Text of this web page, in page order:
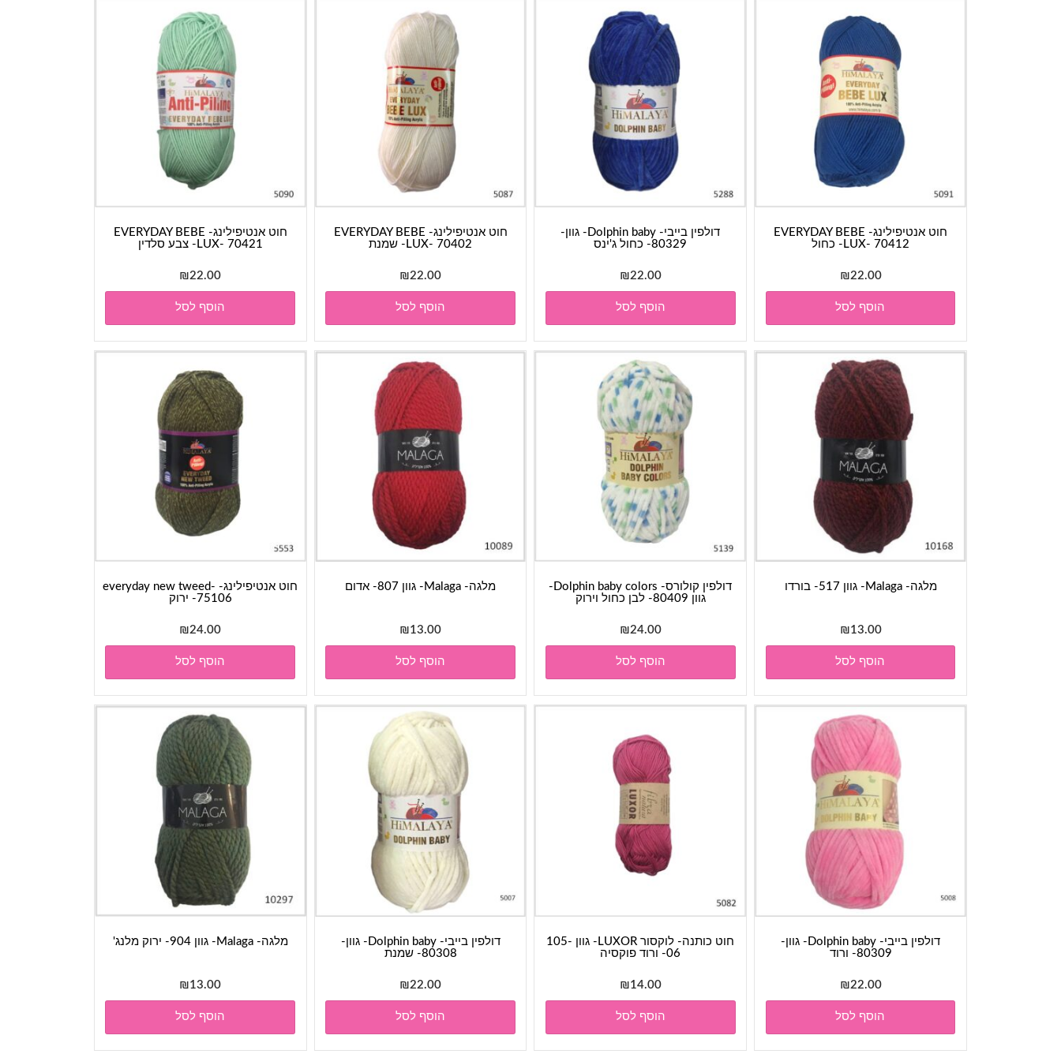
חוט אנטיפילינג- EVERYDAY BEBE
LUX- 70421- צבע סלדין
₪22.00
הוסף לסל
חוט אנטיפילינג- EVERYDAY BEBE
LUX- 70402- שמנת
₪22.00
הוסף לסל
דולפין בייבי- Dolphin baby- גוון-
80329- כחול ג'ינס
₪22.00
הוסף לסל
חוט אנטיפילינג- EVERYDAY BEBE
LUX- 70412- כחול
₪22.00
הוסף לסל
חוט אנטיפילינג- everyday new tweed-
75106- ירוק
₪24.00
הוסף לסל
מלגה- Malaga- גוון 807- אדום
₪13.00
הוסף לסל
דולפין קולורס- Dolphin baby colors-
גוון 80409- לבן כחול וירוק
₪24.00
הוסף לסל
מלגה- Malaga- גוון 517- בורדו
₪13.00
הוסף לסל
מלגה- Malaga- גוון 904- ירוק מלנג'
₪13.00
הוסף לסל
דולפין בייבי- Dolphin baby- גוון-
80308- שמנת
₪22.00
הוסף לסל
חוט כותנה- לוקסור LUXOR- גוון 105-
06- ורוד פוקסיה
₪14.00
הוסף לסל
דולפין בייבי- Dolphin baby- גוון-
80309- ורוד
₪22.00
הוסף לסל